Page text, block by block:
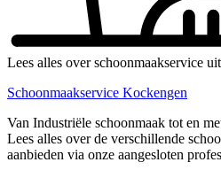
Lees alles over schoonmaakservice
Schoonmaakservice Kockengen
Van Industriële schoonmaak tot en
Lees alles over de verschillende
aanbieden via onze aangesloten